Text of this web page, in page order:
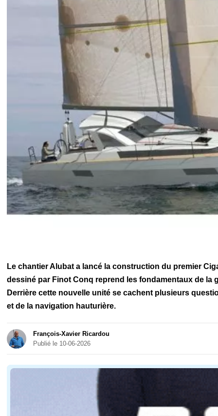
Le chantier Alubat a lancé la construction du premier
dessiné par Finot Conq reprend les fondamentaux de
Derrière cette nouvelle unité se cachent plusieurs
et de la navigation hauturière.
François-Xavier Ricardou
Publié le 10-06-2026